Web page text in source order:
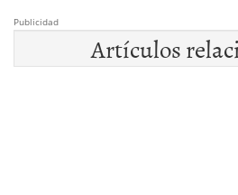
Publicidad
Artículos